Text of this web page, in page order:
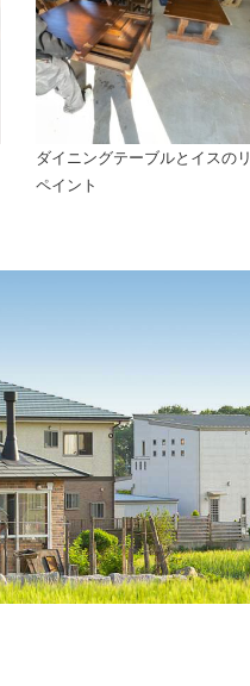
ダイニングテーブルとイスのリ
ペイント